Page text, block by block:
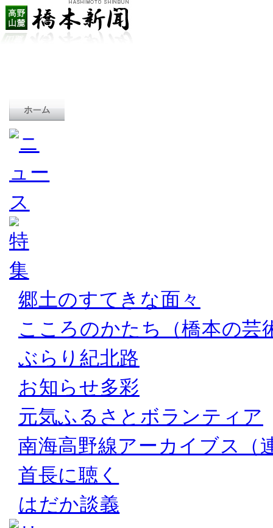
郷土のすてきな面々
こころのかたち（橋本の芸
ぶらり紀北路
お知らせ多彩
元気ふるさとボランティア
南海高野線アーカイブス（
首長に聴く
はだか談義